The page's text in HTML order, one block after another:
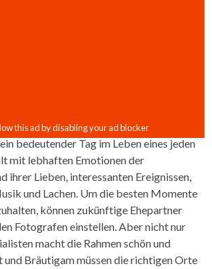
bedeutender Tag im Leben eines jeden
mit lebhaften Emotionen der
ihrer Lieben, interessanten Ereignissen,
und Lachen. Um die besten Momente
können zukünftige Ehepartner
Fotografen einstellen. Aber nicht nur
macht die Rahmen schön und
und Bräutigam müssen die richtigen Orte